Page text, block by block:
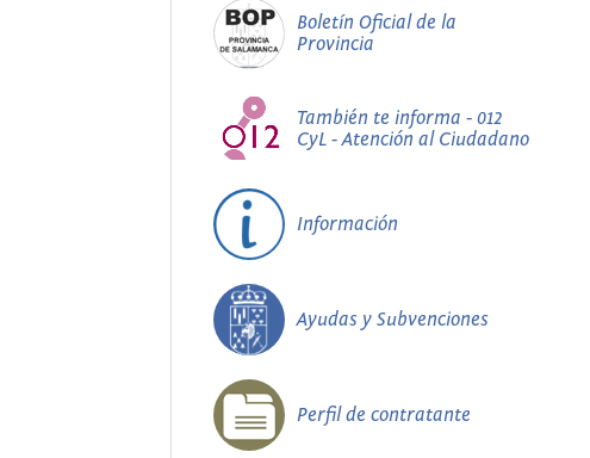
Boletín Oficial de la
Provincia
También te informa - 012
CyL - Atención al Ciudadano
Información
Ayudas y Subvenciones
Perfil de contratante